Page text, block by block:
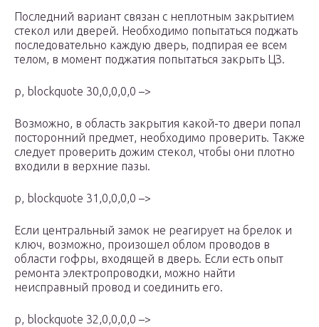
Последний вариант связан с неплотным закрытием
стекол или дверей. Необходимо попытаться поджать
последовательно каждую дверь, подпирая ее всем
телом, в момент поджатия попытаться закрыть ЦЗ.
p, blockquote 30,0,0,0,0 –>
Возможно, в область закрытия какой-то двери попал
посторонний предмет, необходимо проверить. Также
следует проверить дожим стекол, чтобы они плотно
входили в верхние пазы.
p, blockquote 31,0,0,0,0 –>
Если центральный замок не реагирует на брелок и
ключ, возможно, произошел облом проводов в
области гофры, входящей в дверь. Если есть опыт
ремонта электропроводки, можно найти
неисправный провод и соединить его.
p, blockquote 32,0,0,0,0 –>